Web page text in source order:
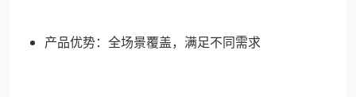
产品优势：全场景覆盖，满足不同需求